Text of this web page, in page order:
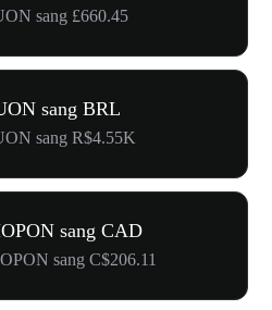
sang £660.45
sang BRL
sang R$4.55K
sang CAD
sang C$206.11